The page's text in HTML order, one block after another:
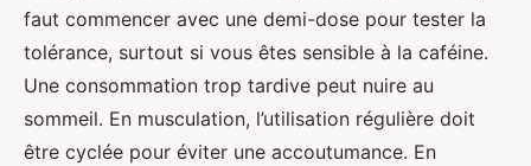
faut commencer avec une demi-dose pour tester la
tolérance, surtout si vous êtes sensible à la caféine.
Une consommation trop tardive peut nuire au
sommeil. En musculation, l’utilisation régulière doit
être cyclée pour éviter une accoutumance. En